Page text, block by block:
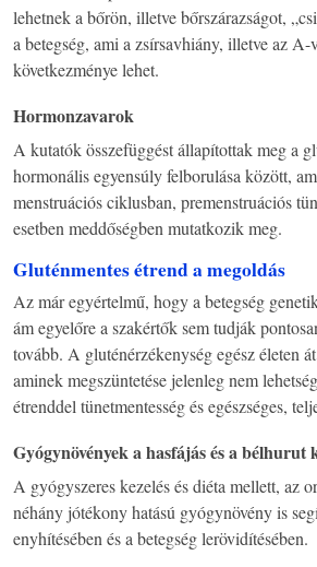
lehetnek a bőrön, illetve bőrszárazságot,
a betegség, ami a zsírsavhiány, illetve az
következménye lehet.
Hormonzavarok
A kutatók összefüggést állapítottak meg a
hormonális egyensúly felborulása között,
menstruációs ciklusban, premenstruációs
esetben meddőségben mutatkozik meg.
Gluténmentes étrend a megoldás
Az már egyértelmű, hogy a betegség
ám egyelőre a szakértők sem tudják
tovább. A gluténérzékenység egész életen
aminek megszüntetése jelenleg nem
étrenddel tünetmentesség és egészséges,
Gyógynövények a hasfájás és a bélhurut
A gyógyszeres kezelés és diéta mellett, az
néhány jótékony hatású gyógynövény is
enyhítésében és a betegség lerövidítésében.